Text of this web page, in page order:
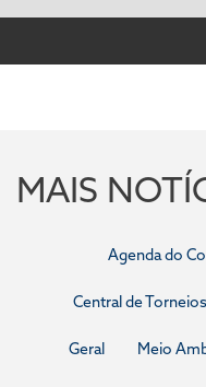
MAIS
Agenda do
Central de Torneios
Geral Meio